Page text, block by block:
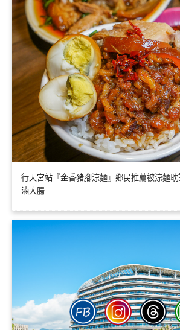
行天宮站『金香豬腳涼麵』鄉民推薦被涼麵
滷大腸